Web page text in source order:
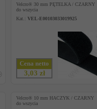
Velcro® 30 mm PĘTELKA / CZARNY
do wszycia
Kat.: VEL-E00103033019925
Cena netto
3,03 zł
Velcro® 10 mm HACZYK / CZARNY
do wszycia